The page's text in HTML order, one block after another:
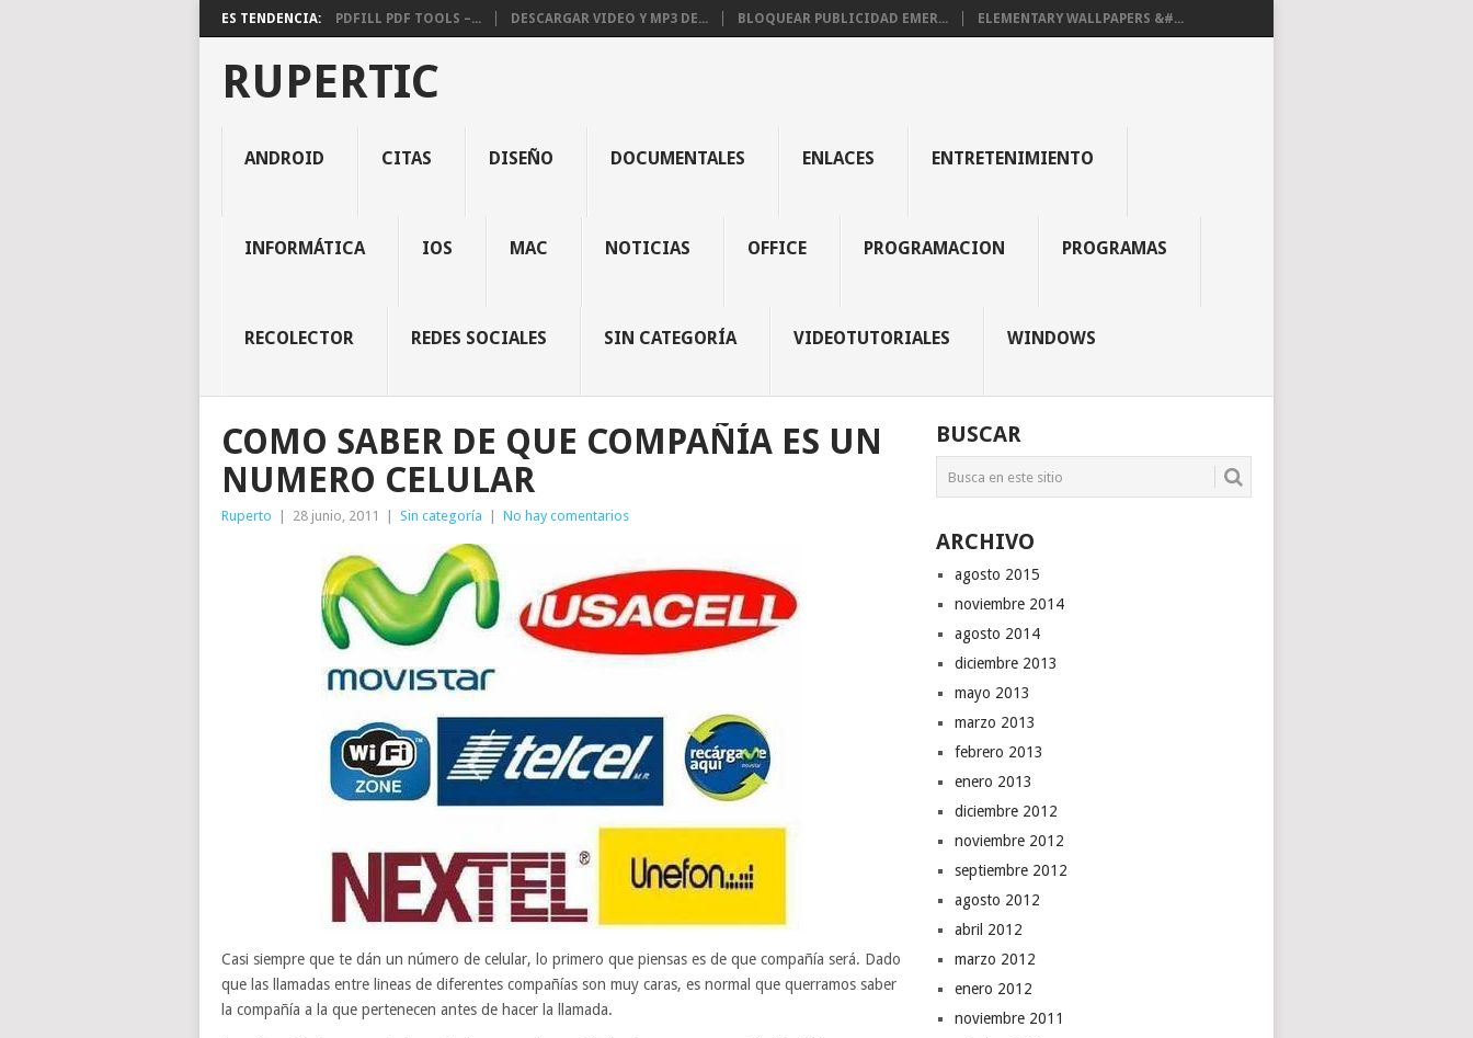
ES TENDENCIA: PDFILL PDF TOOLS –... DESCARGAR VIDEO Y MP3 DE... BLOQUEAR PUBLICIDAD EMER... ELEMENTARY WALLPAPERS &#...
RUPERTIC
ANDROID CITAS DISEÑO DOCUMENTALES ENLACES ENTRETENIMIENTO
INFORMÁTICA IOS MAC NOTICIAS OFFICE PROGRAMACION PROGRAMAS
RECOLECTOR REDES SOCIALES SIN CATEGORÍA VIDEOTUTORIALES WINDOWS
COMO SABER DE QUE COMPAÑÍA ES UN
NUMERO CELULAR
Ruperto 28 junio, 2011 Sin categoría No hay comentarios
Casi siempre que te dán un número de celular, lo primero que piensas es de que compañía será. Dado
que las llamadas entre lineas de diferentes compañías son muy caras, es normal que querramos saber
la compañía a la que pertenecen antes de hacer la llamada.
BUSCAR
ARCHIVO
agosto 2015
noviembre 2014
agosto 2014
diciembre 2013
mayo 2013
marzo 2013
febrero 2013
enero 2013
diciembre 2012
noviembre 2012
septiembre 2012
agosto 2012
abril 2012
marzo 2012
enero 2012
noviembre 2011